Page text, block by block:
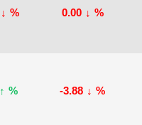
↓ % 0.00 ↓ %
↑ % -3.88 ↓ %